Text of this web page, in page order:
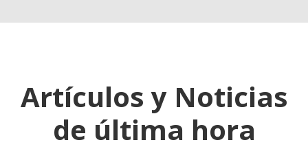
Artículos y Noticias
de última hora